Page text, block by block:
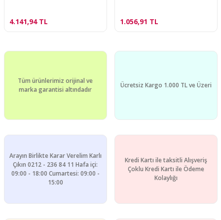
4.141,94 TL 1.056,91 TL
Tüm ürünlerimiz orijinal ve
marka garantisi altındadır
Ücretsiz Kargo 1.000 TL ve Üzeri
Arayın Birlikte Karar Verelim Karlı
Çıkın 0212 - 236 84 11 Hafa içi:
09:00 - 18:00 Cumartesi: 09:00 -
15:00
Kredi Kartı ile taksitli Alışveriş
Çoklu Kredi Kartı ile Ödeme
Kolaylığı